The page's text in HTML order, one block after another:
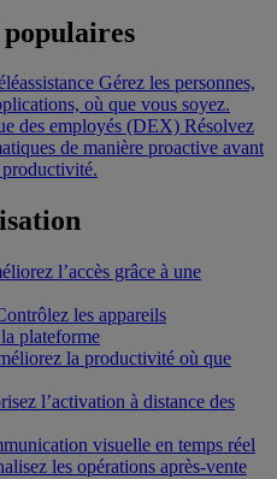
Gérez les personnes,
où que vous soyez.
des employés (DEX) Résolvez
de manière proactive avant
productivité.
l’accès grâce à une
les appareils
plateforme
la productivité où que
l’activation à distance des
visuelle en temps réel
les opérations après-vente